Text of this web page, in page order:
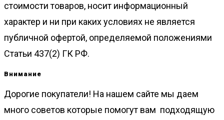
стоимости товаров, носит информационный
характер и ни при каких условиях не является
публичной офертой, определяемой положениями
Статьи 437(2) ГК РФ.
Внимание
Дорогие покупатели! На нашем сайте мы даем
много советов которые помогут вам подходящую